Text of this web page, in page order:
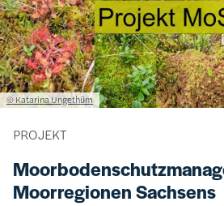
Lizenzinformationen einschließlich Urheberrecht
© Katarina Ungethüm
PROJEKT
Moorregionen Sachsens